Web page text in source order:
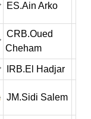
ES.Ain Arko
CRB.Oued
Cheham
IRB.El Hadjar
JM.Sidi Salem